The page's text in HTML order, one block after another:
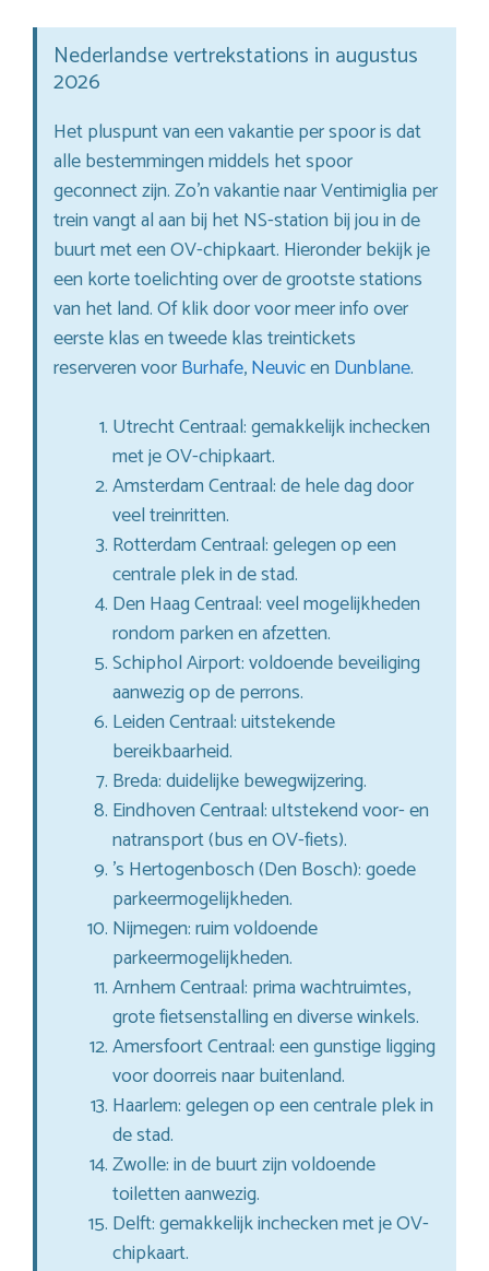
Nederlandse vertrekstations in augustus
2026
Het pluspunt van een vakantie per spoor is dat
alle bestemmingen middels het spoor
geconnect zijn. Zo’n vakantie naar Ventimiglia per
trein vangt al aan bij het NS-station bij jou in de
buurt met een OV-chipkaart. Hieronder bekijk je
een korte toelichting over de grootste stations
van het land. Of klik door voor meer info over
eerste klas en tweede klas treintickets
reserveren voorBurhafe,Neuvicen Dunblane.
Utrecht Centraal: gemakkelijk inchecken
met je OV-chipkaart.
Amsterdam Centraal: de hele dag door
veel treinritten.
Rotterdam Centraal: gelegen op een
centrale plek in de stad.
Den Haag Centraal: veel mogelijkheden
rondom parken en afzetten.
Schiphol Airport: voldoende beveiliging
aanwezig op de perrons.
Leiden Centraal: uitstekende
bereikbaarheid.
Breda: duidelijke bewegwijzering.
Eindhoven Centraal: uItstekend voor- en
natransport (bus en OV-fiets).
’s Hertogenbosch (Den Bosch): goede
parkeermogelijkheden.
Nijmegen: ruim voldoende
parkeermogelijkheden.
Arnhem Centraal: prima wachtruimtes,
grote fietsenstalling en diverse winkels.
Amersfoort Centraal: een gunstige ligging
voor doorreis naar buitenland.
Haarlem: gelegen op een centrale plek in
de stad.
Zwolle: in de buurt zijn voldoende
toiletten aanwezig.
Delft: gemakkelijk inchecken met je OV-
chipkaart.